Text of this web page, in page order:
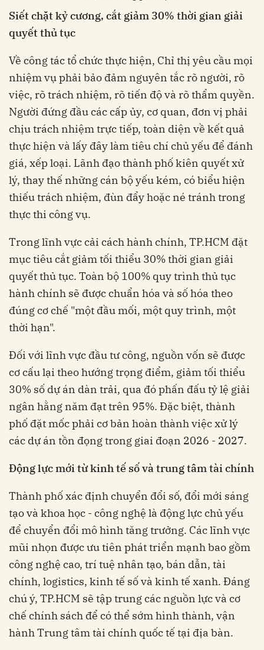
Siết chặt kỷ cương, cắt giảm 30% thời gian giải
quyết thủ tục
Về công tác tổ chức thực hiện, Chỉ thị yêu cầu mọi
nhiệm vụ phải bảo đảm nguyên tắc rõ người, rõ
việc, rõ trách nhiệm, rõ tiến độ và rõ thẩm quyền.
Người đứng đầu các cấp ủy, cơ quan, đơn vị phải
chịu trách nhiệm trực tiếp, toàn diện về kết quả
thực hiện và lấy đây làm tiêu chí chủ yếu để đánh
giá, xếp loại. Lãnh đạo thành phố kiên quyết xử
lý, thay thế những cán bộ yếu kém, có biểu hiện
thiếu trách nhiệm, đùn đẩy hoặc né tránh trong
thực thi công vụ.
Trong lĩnh vực cải cách hành chính, TP.HCM đặt
mục tiêu cắt giảm tối thiểu 30% thời gian giải
quyết thủ tục. Toàn bộ 100% quy trình thủ tục
hành chính sẽ được chuẩn hóa và số hóa theo
đúng cơ chế "một đầu mối, một quy trình, một
thời hạn".
Đối với lĩnh vực đầu tư công, nguồn vốn sẽ được
cơ cấu lại theo hướng trọng điểm, giảm tối thiểu
30% số dự án dàn trải, qua đó phấn đấu tỷ lệ giải
ngân hằng năm đạt trên 95%. Đặc biệt, thành
phố đặt mốc phải cơ bản hoàn thành việc xử lý
các dự án tồn đọng trong giai đoạn 2026 - 2027.
Động lực mới từ kinh tế số và trung tâm tài chính
Thành phố xác định chuyển đổi số, đổi mới sáng
tạo và khoa học - công nghệ là động lực chủ yếu
để chuyển đổi mô hình tăng trưởng. Các lĩnh vực
mũi nhọn được ưu tiên phát triển mạnh bao gồm
công nghệ cao, trí tuệ nhân tạo, bán dẫn, tài
chính, logistics, kinh tế số và kinh tế xanh. Đáng
chú ý, TP.HCM sẽ tập trung các nguồn lực và cơ
chế chính sách để có thể sớm hình thành, vận
hành Trung tâm tài chính quốc tế tại địa bàn.